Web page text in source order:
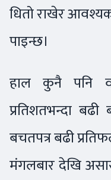
धितो राखेर
पाइन्छ।
हाल कुनै पनि
प्रतिशतभन्दा
बचतपत्र बढी
मंगलबार देखि